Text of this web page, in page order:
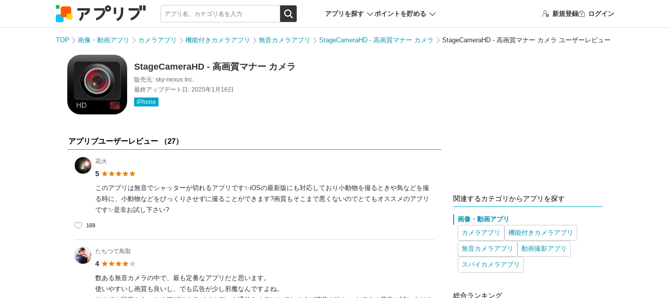
アプリを探す ポイントを貯める 新規登録 ログイン
TOP 画像・動画アプリ カメラアプリ 機能付きカメラアプリ 無音カメラアプリ StageCameraHD - 高画質マナー カメラ StageCameraHD - 高画質マナー カメラ ユーザーレビュー
StageCameraHD - 高画質マナー カメラ
販売元: sky-nexus Inc.
最終アップデート日: 2025年1月16日
iPhone
アプリブユーザーレビュー （27）
花火
5
このアプリは無音でシャッターが切れるアプリです✨iOSの最新版にも対応しており小動物を撮るときや鳥などを撮
る時に、小動物などをびっくりさせずに撮ることができます?画質もそこまで悪くないのでとてもオススメのアプリ
です✨是非お試し下さい?
169
たちつて鳥取
4
数ある無音カメラの中で、最も定番なアプリだと思います。
使いやすいし画質も良いし、でも広告が少し邪魔なんですよね。
関連するカテゴリからアプリを探す
画像・動画アプリ
カメラアプリ
機能付きカメラアプリ
無音カメラアプリ 動画撮影アプリ
スパイカメラアプリ
総合ランキング